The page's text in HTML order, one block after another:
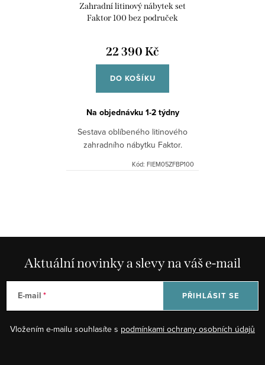
Zahradní litinový nábytek set
Faktor 100 bez područek
22 390 Kč
DO KOŠÍKU
Na objednávku 1-2 týdny
Sestava oblíbeného litinového
zahradního nábytku Faktor.
Kód: FIEM05ZFBP100
á
r
Aktuální novinky a slevy na váš e-mail
E-mail
Vložením e-mailu souhlasíte s podmínkami ochrany osobních údajů
PŘIHLÁSIT SE